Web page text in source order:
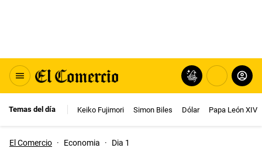
Temas del día Keiko Fujimori Simon Biles Dólar Papa León XIV
El Comercio · Economia · Dia 1